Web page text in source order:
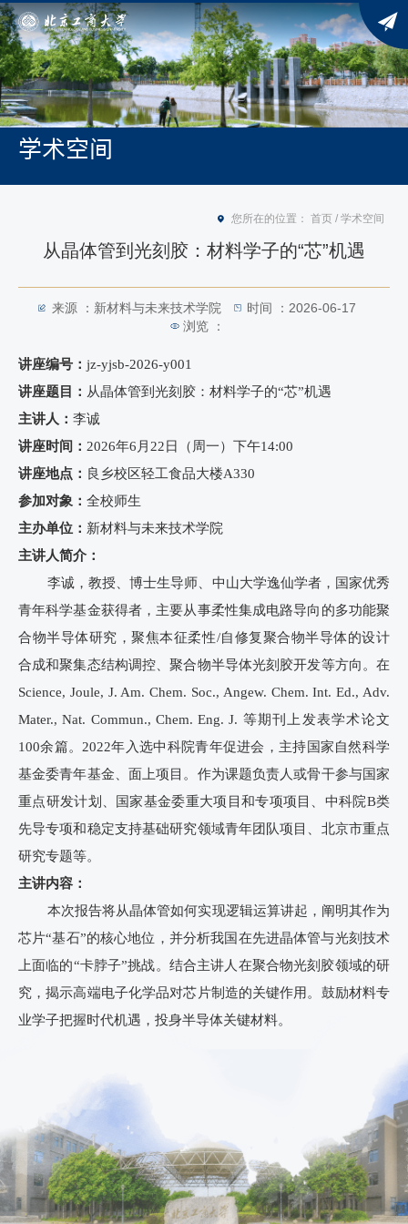
学术空间
您所在的位置： 首页 / 学术空间
从晶体管到光刻胶：材料学子的“芯”机遇
来源 ：新材料与未来技术学院
时间 ：2026-06-17
浏览 ：
讲座编号： jz-yjsb-2026-y001
讲座题目： 从晶体管到光刻胶：材料学子的“芯”机遇
主讲人： 李诚
讲座时间： 2026年6月22日（周一）下午14:00
讲座地点： 良乡校区轻工食品大楼A330
参加对象： 全校师生
主办单位： 新材料与未来技术学院
主讲人简介：
李诚，教授、博士生导师、中山大学逸仙学者，国家优秀
青年科学基金获得者，主要从事柔性集成电路导向的多功能聚
合物半导体研究，聚焦本征柔性/自修复聚合物半导体的设计
合成和聚集态结构调控、聚合物半导体光刻胶开发等方向。在
Science, Joule, J. Am. Chem. Soc., Angew. Chem. Int. Ed., Adv.
Mater., Nat. Commun., Chem. Eng. J. 等期刊上发表学术论文
100余篇。2022年入选中科院青年促进会，主持国家自然科学
基金委青年基金、面上项目。作为课题负责人或骨干参与国家
重点研发计划、国家基金委重大项目和专项项目、中科院B类
先导专项和稳定支持基础研究领域青年团队项目、北京市重点
研究专题等。
主讲内容：
本次报告将从晶体管如何实现逻辑运算讲起，阐明其作为
芯片“基石”的核心地位，并分析我国在先进晶体管与光刻技术
上面临的“卡脖子”挑战。结合主讲人在聚合物光刻胶领域的研
究，揭示高端电子化学品对芯片制造的关键作用。鼓励材料专
业学子把握时代机遇，投身半导体关键材料。